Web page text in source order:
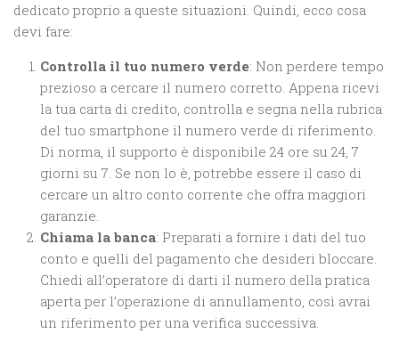
dedicato proprio a queste situazioni. Quindi, ecco cosa
devi fare:
Controlla il tuo numero verde: Non perdere tempo
prezioso a cercare il numero corretto. Appena ricevi
la tua carta di credito, controlla e segna nella rubrica
del tuo smartphone il numero verde di riferimento.
Di norma, il supporto è disponibile 24 ore su 24, 7
giorni su 7. Se non lo è, potrebbe essere il caso di
cercare un altro conto corrente che offra maggiori
garanzie.
Chiama la banca: Preparati a fornire i dati del tuo
conto e quelli del pagamento che desideri bloccare.
Chiedi all’operatore di darti il numero della pratica
aperta per l’operazione di annullamento, così avrai
un riferimento per una verifica successiva.